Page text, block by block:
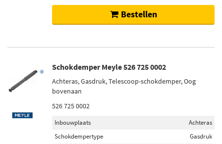
Bestellen
Schokdemper Meyle 526 725 0002
Achteras, Gasdruk, Telescoop-schokdemper, Oog
bovenaan
526 725 0002
Inbouwplaats
Achteras
Schokdempertype
Gasdruk